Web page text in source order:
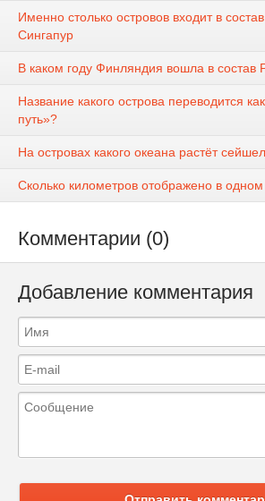
Именно столько островов входит в
Сингапур
В каком году Финляндия вошла в состав
Название какого острова переводится
путь»?
На островах какого океана растёт
Сколько километров отображено в одном
Комментарии (0)
Добавление комментария